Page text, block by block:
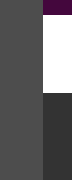
naar